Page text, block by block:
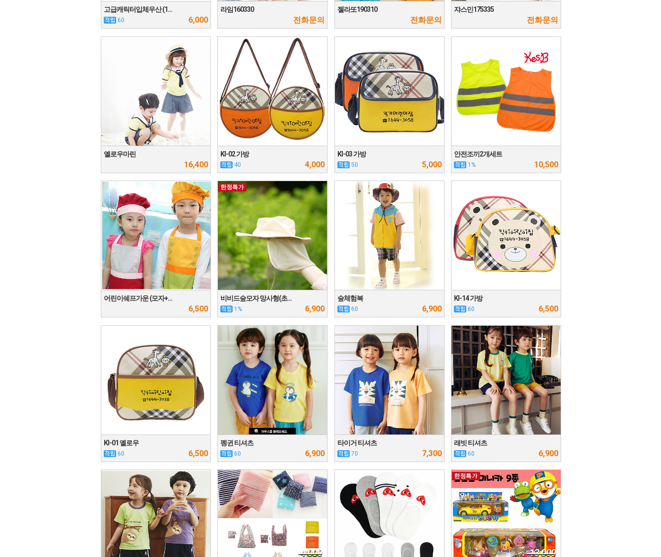
고급캐릭터입체우산 (1…
60 6,000
라임160330
전화문의
젤라또190310
전화문의
쟈스민175335
전화문의
옐로우마린
16,400
KI-02 가방
40 4,000
KI-03 가방
50 5,000
안전조끼2개세트
1% 10,500
어린이쉐프가운 (모자+…
6,500
비비드숲모자 망사형(초…
1% 6,900
숲체험복
60 6,900
KI-14 가방
60 6,500
KI-01 옐로우
60 6,500
펭귄 티셔츠
60 6,900
타이거 티셔츠
70 7,300
래빗 티셔츠
60 6,900
4,000 13,000